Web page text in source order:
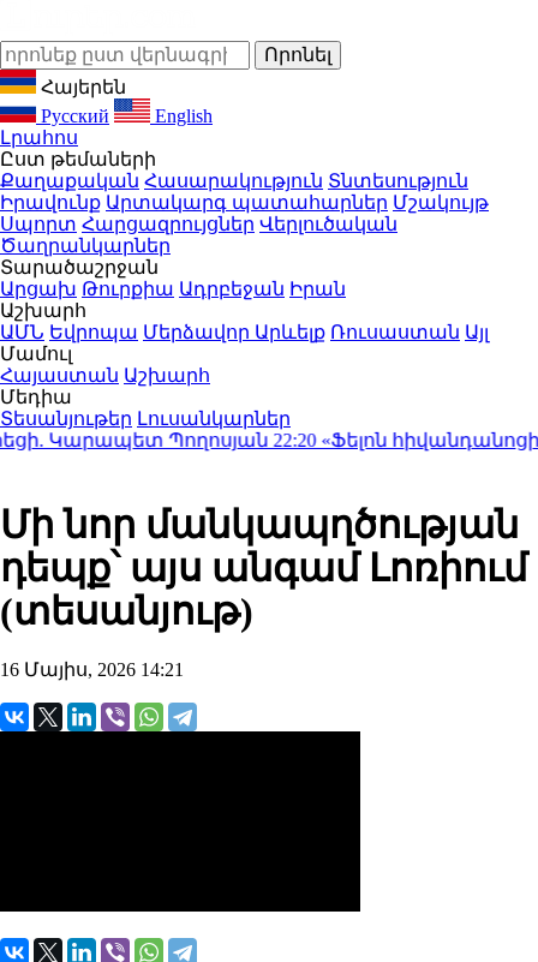
Հայերեն
Русский
English
Լրահոս
Ըստ թեմաների
Քաղաքական Հասարակություն Տնտեսություն
Իրավունք Արտակարգ պատահարներ Մշակույթ
Սպորտ Հարցազրույցներ Վերլուծական
Ծաղրանկարներ
Տարածաշրջան
Արցախ Թուրքիա Ադրբեջան Իրան
Աշխարհ
ԱՄՆ Եվրոպա Մերձավոր Արևելք Ռուսաստան Այլ
Մամուլ
Հայաստան Աշխարհ
Մեդիա
Տեսանյութեր Լուսանկարներ
Կարապետ Պողոսյան22:20«Ֆելոն հիվանդանոցից
Մի նոր մանկապղծության
դեպք՝ այս անգամ Լոռիում
(տեսանյութ)
16 Մայիս, 2026 14:21